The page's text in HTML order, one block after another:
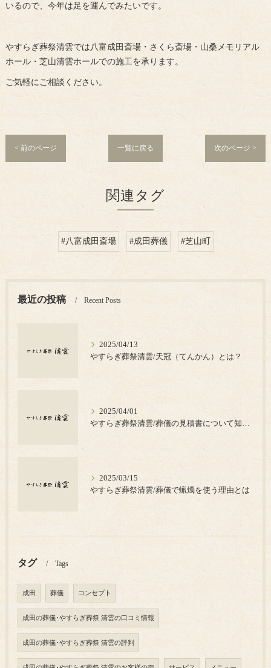
いるので、今年は足を運んでみたいです。
やすらぎ葬祭清雲では八富成田斎場・さくら斎場・山桑メモリアル
ホール・芝山清雲ホールでの施工を承ります。
ご気軽にご相談ください。
< 前のページ 一覧に戻る 次のページ >
関連タグ
#八富成田斎場 #成田葬儀 #芝山町
最近の投稿 Recent Posts
2025/04/13
やすらぎ葬祭清雲/天冠（てんかん）とは？
2025/04/01
やすらぎ葬祭清雲/葬儀の見積書について知っておきたいポイント
2025/03/15
やすらぎ葬祭清雲/葬儀で蝋燭を使う理由とは
タグ Tags
成田 葬儀 コンセプト
成田の葬儀･やすらぎ葬祭 清雲の口コミ情報
成田の葬儀･やすらぎ葬祭 清雲の評判